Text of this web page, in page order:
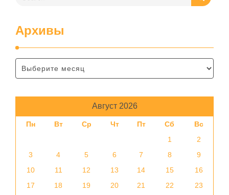
Архивы
Август 2026
Пн Вт Ср Чт Пт Сб
Вс
1
2
3
4 5 6 7 8
9
10
11 12 13 14 15
16
17
18 19 20 21 22
23